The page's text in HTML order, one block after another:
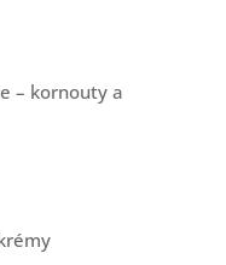
– kornouty a